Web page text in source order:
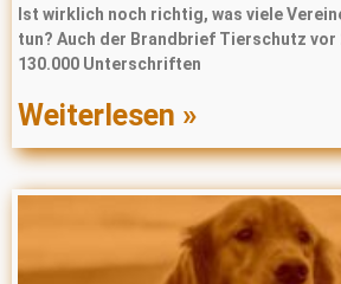
Ist wirklich noch richtig, was viele
tun? Auch der Brandbrief Tierschutz vor
130.000 Unterschriften
Weiterlesen »